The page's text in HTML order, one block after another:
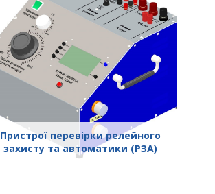
Пристрої перевірки релейного
захисту та автоматики (РЗА)